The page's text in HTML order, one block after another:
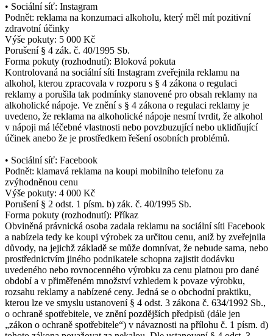
• Sociální síť: Instagram
Podnět: reklama na konzumaci alkoholu, který měl mít pozitivní
zdravotní účinky
Výše pokuty: 5 000 Kč
Porušení § 4 zák. č. 40/1995 Sb.
Forma pokuty (rozhodnutí): Bloková pokuta
Kontrolovaná na sociální síti Instagram zveřejnila reklamu na
alkohol, kterou zpracovala v rozporu s § 4 zákona o regulaci
reklamy a porušila tak podmínky stanovené pro obsah reklamy na
alkoholické nápoje. Ve znění s § 4 zákona o regulaci reklamy je
uvedeno, že reklama na alkoholické nápoje nesmí tvrdit, že alkohol
v nápoji má léčebné vlastnosti nebo povzbuzující nebo uklidňující
účinek anebo že je prostředkem řešení osobních problémů.
• Sociální síť: Facebook
Podnět: klamavá reklama na koupi mobilního telefonu za
zvýhodněnou cenu
Výše pokuty: 4 000 Kč
Porušení § 2 odst. 1 písm. b) zák. č. 40/1995 Sb.
Forma pokuty (rozhodnutí): Příkaz
Obviněná právnická osoba zadala reklamu na sociální síti Facebook
a nabízela tedy ke koupi výrobek za určitou cenu, aniž by zveřejnila
důvody, na jejichž základě se může domnívat, že nebude sama, nebo
prostřednictvím jiného podnikatele schopna zajistit dodávku
uvedeného nebo rovnocenného výrobku za cenu platnou pro dané
období a v přiměřeném množství vzhledem k povaze výrobku,
rozsahu reklamy a nabízené ceny. Jedná se o obchodní praktiku,
kterou lze ve smyslu ustanovení § 4 odst. 3 zákona č. 634/1992 Sb.,
o ochraně spotřebitele, ve znění pozdějších předpisů (dále jen
„zákon o ochraně spotřebitele“) v návaznosti na přílohu č. 1 písm. d)